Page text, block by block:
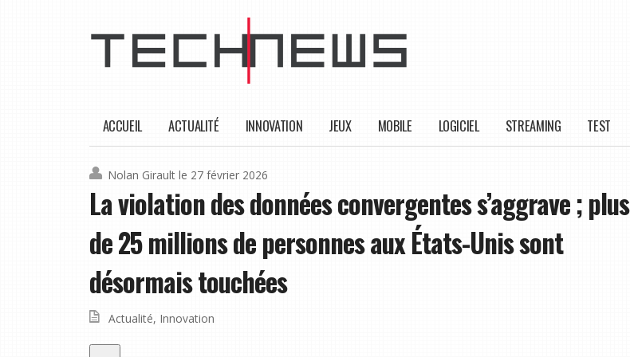
ACCUEIL ACTUALITÉ INNOVATION JEUX MOBILE LOGICIEL STREAMING TEST
Nolan Girault le 27 février 2026
La violation des données convergentes s’aggrave ; plus
de 25 millions de personnes aux États-Unis sont
désormais touchées
Actualité, Innovation